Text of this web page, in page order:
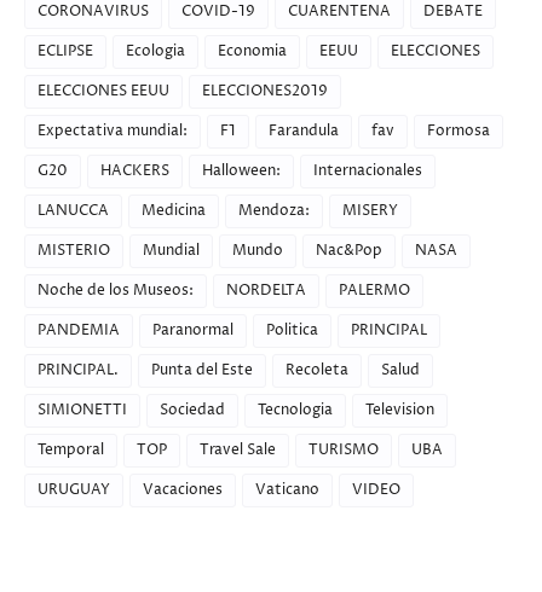
CORONAVIRUS
COVID-19 CUARENTENA
DEBATE
ECLIPSE
Ecologia Economia EEUU
ELECCIONES
ELECCIONES EEUU
ELECCIONES2019
Expectativa mundial:
F1 Farandula fav
Formosa
G20
HACKERS Halloween:
Internacionales
LANUCCA
Medicina Mendoza:
MISERY
MISTERIO
Mundial Mundo Nac&Pop
NASA
Noche de los Museos:
NORDELTA
PALERMO
PANDEMIA
Paranormal Politica
PRINCIPAL
PRINCIPAL.
Punta del Este Recoleta
Salud
SIMIONETTI
Sociedad Tecnologia
Television
Temporal
TOP Travel Sale TURISMO
UBA
URUGUAY
Vacaciones Vaticano VIDEO